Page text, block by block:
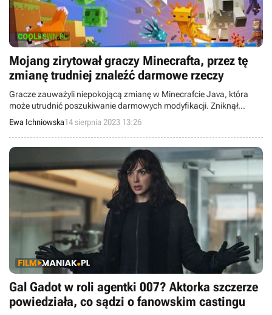
Mojang zirytował graczy Minecrafta, przez tę
zmianę trudniej znaleźć darmowe rzeczy
Gracze zauważyli niepokojącą zmianę w Minecrafcie Java, która
może utrudnić poszukiwanie darmowych modyfikacji. Zniknął
ważny filtr ze Sklepu.
Ewa Ichniowska14 sierpnia 2023 13:26
Gal Gadot w roli agentki 007? Aktorka szczerze
powiedziała, co sądzi o fanowskim castingu